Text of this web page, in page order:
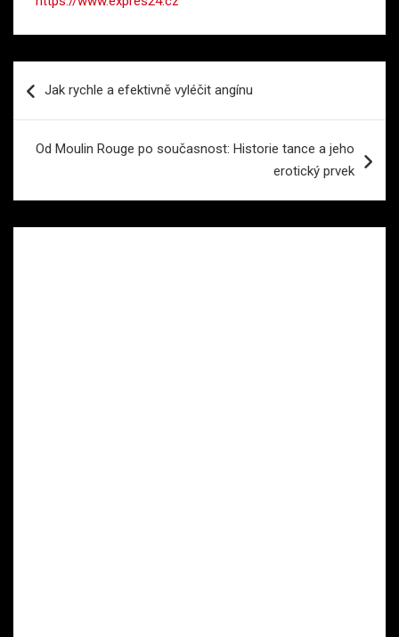
proJak rychle a efektivně vyléčit angínu
Od Moulin Rouge po současnost: Historie tance a jeho
erotický prvek